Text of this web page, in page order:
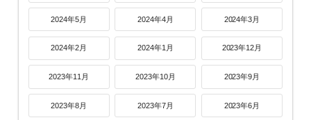
2024年5月 2024年4月 2024年3月
2024年2月 2024年1月 2023年12月
2023年11月 2023年10月 2023年9月
2023年8月 2023年7月 2023年6月